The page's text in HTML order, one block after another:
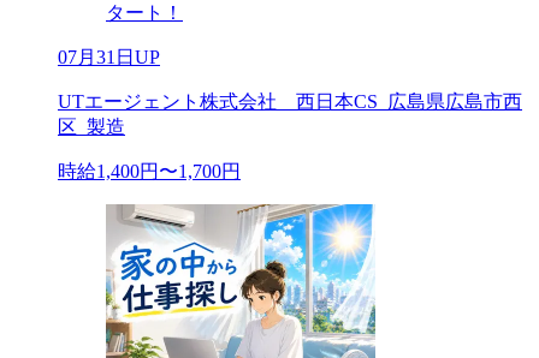
タート！
07月31日UP
UTエージェント株式会社 西日本CS_広島県広島市西
区_製造
時給1,400円〜1,700円